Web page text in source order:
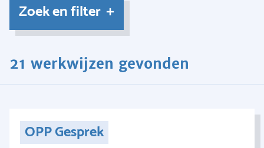
Zoek en filter
21 werkwijzen gevonden
OPP Gesprek